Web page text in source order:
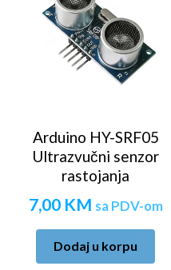
Arduino HY-SRF05
Ultrazvučni senzor
rastojanja
7,00 KM sa PDV-om
Dodaj u korpu